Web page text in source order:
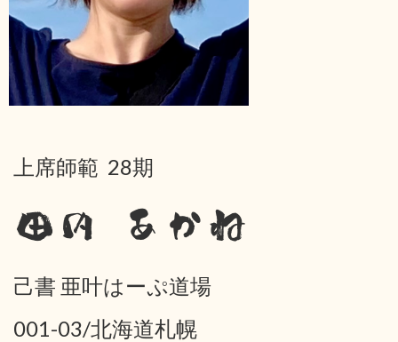
上席師範 28期
田内 あかね
己書 亜叶はーぷ道場
001-03/北海道札幌